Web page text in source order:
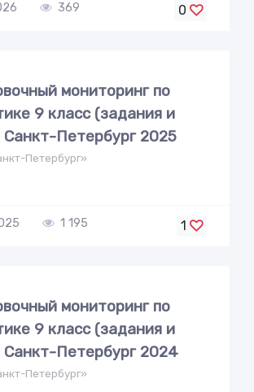
369 0
мониторинг по
9 класс (задания и
Санкт-Петербург 2025
Петербург»
1 195 1
мониторинг по
9 класс (задания и
Санкт-Петербург 2024
Петербург»